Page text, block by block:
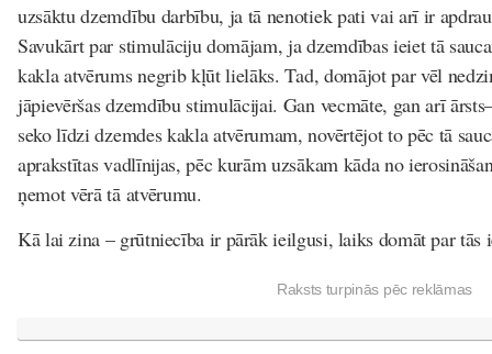
uzsāktu dzemdību darbību, ja tā nenotiek pati vai arī ir
Savukārt par stimulāciju domājam, ja dzemdības ieiet tā
kakla atvērums negrib kļūt lielāks. Tad, domājot par vēl
jāpievēršas dzemdību stimulācijai. Gan vecmāte, gan arī
seko līdzi dzemdes kakla atvērumam, novērtējot to pēc tā
aprakstītas vadlīnijas, pēc kurām uzsākam kāda no
ņemot vērā tā atvērumu.
Kā lai zina – grūtniecība ir pārāk ieilgusi, laiks domāt par tās
Raksts turpinās pēc reklāmas